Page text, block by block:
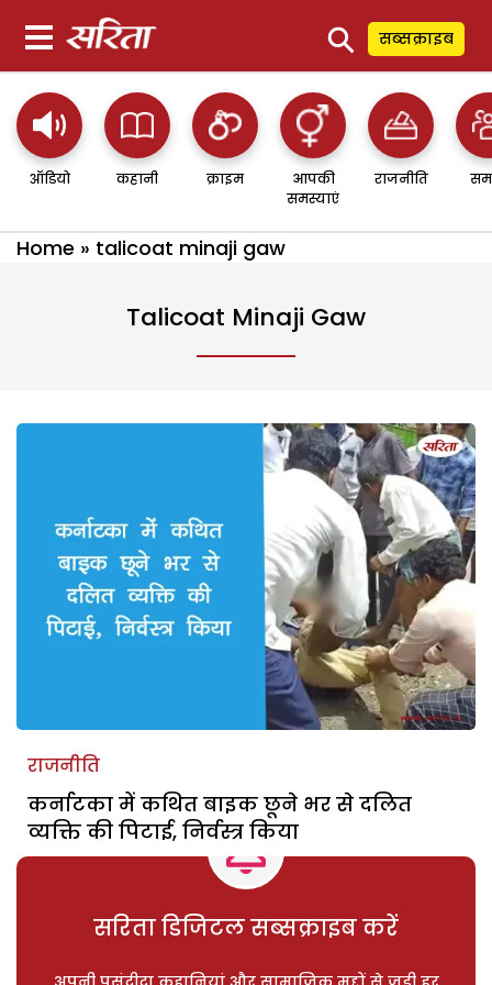
⚲ सब्सक्राइब
ऑडियो कहानी क्राइम
आपकी
समस्याएं
राजनीति
Home » talicoat minaji gaw
Talicoat Minaji Gaw
राजनीति
कर्नाटका में कथित बाइक छूने भर से दलित
व्यक्ति की पिटाई, निर्वस्त्र किया
सरिता डिजिटल सब्सक्राइब करें